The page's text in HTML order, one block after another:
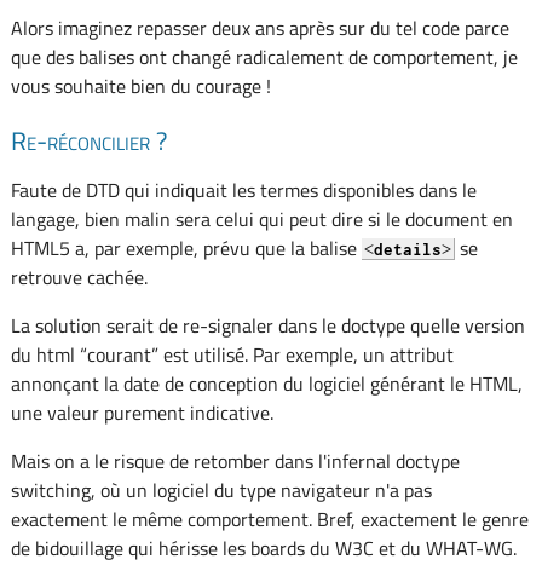
Alors imaginez repasser deux ans après sur du tel code parce
que des balises ont changé radicalement de comportement, je
vous souhaite bien du courage !
Re-réconcilier ?
Faute de DTD qui indiquait les termes disponibles dans le
langage, bien malin sera celui qui peut dire si le document en
HTML5 a, par exemple, prévu que la balise <details>se
retrouve cachée.
La solution serait de re-signaler dans le doctype quelle version
du html “courant” est utilisé. Par exemple, un attribut
annonçant la date de conception du logiciel générant le HTML,
une valeur purement indicative.
Mais on a le risque de retomber dans l'infernal doctype
switching, où un logiciel du type navigateur n'a pas
exactement le même comportement. Bref, exactement le genre
de bidouillage qui hérisse les boards du W3C et du WHAT-WG.